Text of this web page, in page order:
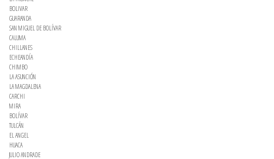
BOLIVAR
GUARANDA
SAN MIGUEL DE BOLÍVAR
CALUMA
CHILLANES
ECHEANDÍA
CHIMBO
LA ASUNCIÓN
LA MAGDALENA
CARCHI
MIRA
BOLÍVAR
TULCÁN
EL ANGEL
HUACA
JULIO ANDRADE